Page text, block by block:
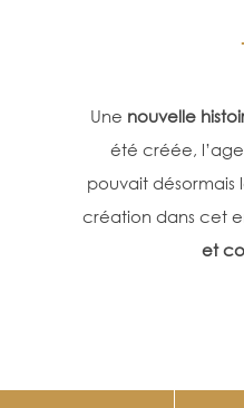
Une nouvelle
été créée,
pouvait désormais
création dans cet
et